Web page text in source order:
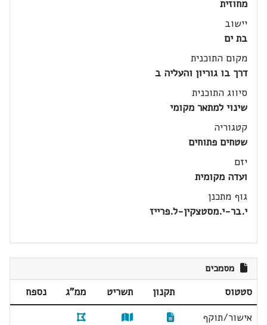
מחוזית
יישוב
בת ים
מקום התוכנית
דרך בו גוריון והעליה ב
סיווג התוכנית
שינוי למתאר מקומי
קטגוריה
שטחים פתוחים
יזם
ועדה מקומית
גוף מתכנן
י.בר-י.מסטצקין-ל.פרייז
מסמכים
סטטוס תקנון תשריט ממ"ג
נספח
אישור/תוקף